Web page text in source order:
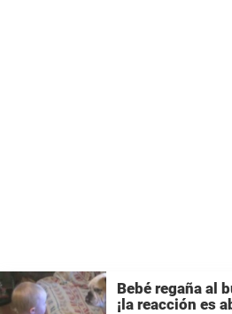
Bebé regaña al
¡la reacción es